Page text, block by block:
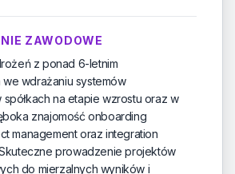
ZAWODOWE
z ponad 6-letnim
wdrażaniu systemów
na etapie wzrostu oraz w
znajomość onboarding
management oraz integration
prowadzenie projektów
do mierzalnych wyników i